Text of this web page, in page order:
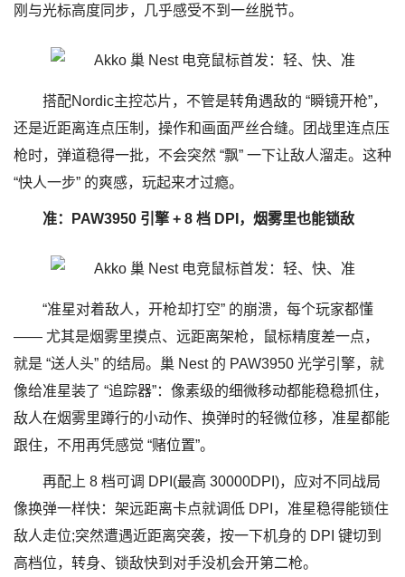
刚与光标高度同步，几乎感受不到一丝脱节。
搭配Nordic主控芯片，不管是转角遇敌的 “瞬镜开枪”，
还是近距离连点压制，操作和画面严丝合缝。团战里连点压
枪时，弹道稳得一批，不会突然 “飘” 一下让敌人溜走。这种
“快人一步” 的爽感，玩起来才过瘾。
准：PAW3950 引擎 + 8 档 DPI，烟雾里也能锁敌
“准星对着敌人，开枪却打空” 的崩溃，每个玩家都懂
—— 尤其是烟雾里摸点、远距离架枪，鼠标精度差一点，
就是 “送人头” 的结局。巢 Nest 的 PAW3950 光学引擎，就
像给准星装了 “追踪器”：像素级的细微移动都能稳稳抓住，
敌人在烟雾里蹲行的小动作、换弹时的轻微位移，准星都能
跟住，不用再凭感觉 “赌位置”。
再配上 8 档可调 DPI(最高 30000DPI)，应对不同战局
像换弹一样快：架远距离卡点就调低 DPI，准星稳得能锁住
敌人走位;突然遭遇近距离突袭，按一下机身的 DPI 键切到
高档位，转身、锁敌快到对手没机会开第二枪。